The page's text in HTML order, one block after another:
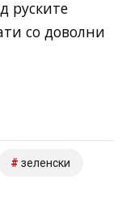
руските
со доволни
зеленски